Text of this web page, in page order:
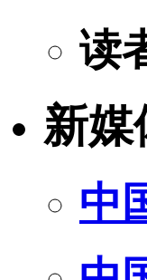
读
新媒
中